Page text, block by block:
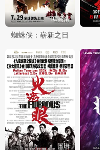
TC高清
蜘蛛侠：崭新之日
国语